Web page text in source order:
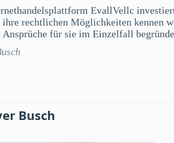
EvallVellc
ihre rechtlichen Möglichkeiten kennen
Ansprüche für sie im Einzelfall
Busch